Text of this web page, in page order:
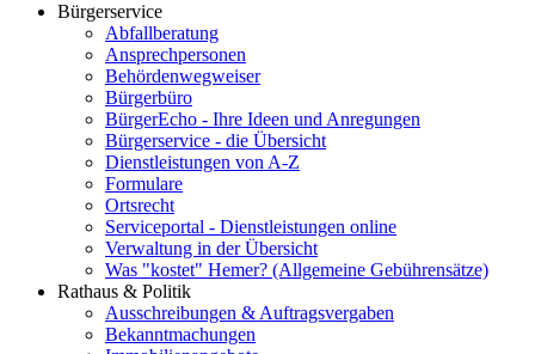
Bürgerservice
Abfallberatung
Ansprechpersonen
Behördenwegweiser
Bürgerbüro
BürgerEcho - Ihre Ideen und Anregungen
Bürgerservice - die Übersicht
Dienstleistungen von A-Z
Formulare
Ortsrecht
Serviceportal - Dienstleistungen online
Verwaltung in der Übersicht
Was "kostet" Hemer? (Allgemeine Gebührensätze)
Rathaus & Politik
Ausschreibungen & Auftragsvergaben
Bekanntmachungen